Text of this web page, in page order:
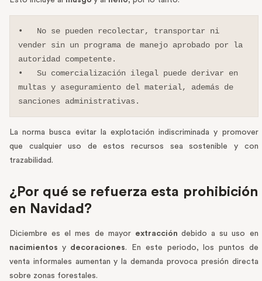
•   No se pueden recolectar, transportar ni
vender sin un programa de manejo aprobado por la
autoridad competente.
•   Su comercialización ilegal puede derivar en
multas y aseguramiento del material, además de
sanciones administrativas.
La norma busca evitar la explotación indiscriminada y promover
que cualquier uso de estos recursos sea sostenible y con
trazabilidad.
¿Por qué se refuerza esta prohibición
en Navidad?
Diciembre es el mes de mayor extraccióndebido a su uso en
nacimientos y decoraciones. En este periodo, los puntos de
venta informales aumentan y la demanda provoca presión directa
sobre zonas forestales.